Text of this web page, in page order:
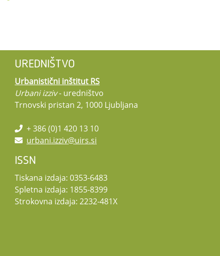
UREDNIŠTVO
Urbanistični inštitut RS
Urbani izziv- uredništvo
Trnovski pristan 2, 1000 Ljubljana
+ 386 (0)1 420 13 10
urbani.izziv@uirs.si
ISSN
Tiskana izdaja: 0353-6483
Spletna izdaja: 1855-8399
Strokovna izdaja: 2232-481X